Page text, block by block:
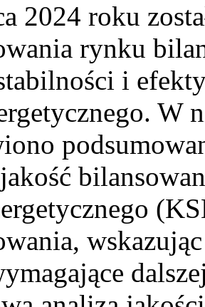
2024 roku
rynku
i
W